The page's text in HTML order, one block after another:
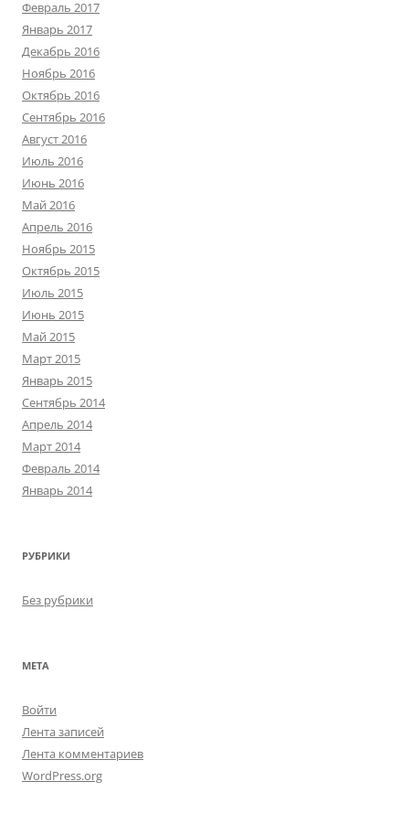
Февраль 2017
Январь 2017
Декабрь 2016
Ноябрь 2016
Октябрь 2016
Сентябрь 2016
Август 2016
Июль 2016
Июнь 2016
Май 2016
Апрель 2016
Ноябрь 2015
Октябрь 2015
Июль 2015
Июнь 2015
Май 2015
Март 2015
Январь 2015
Сентябрь 2014
Апрель 2014
Март 2014
Февраль 2014
Январь 2014
РУБРИКИ
Без рубрики
МЕТА
Войти
Лента записей
Лента комментариев
WordPress.org